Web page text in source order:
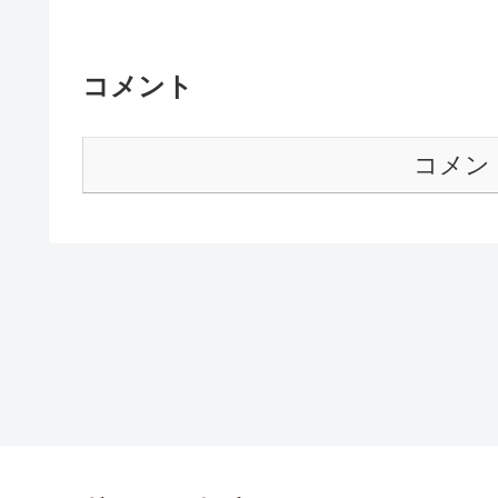
コメント
コメン